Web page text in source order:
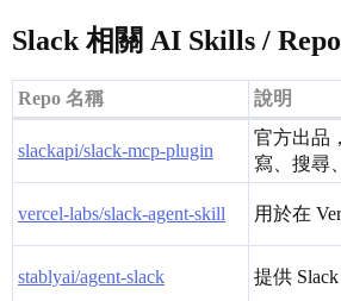
Slack 相關 AI Skills /
Repo 名稱 說明
slackapi/slack-mcp-plugin
官方出品
寫、搜尋
vercel-labs/slack-agent-skill 用於在
stablyai/agent-slack 提供